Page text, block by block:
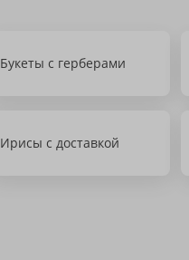
Букеты с герберами
Ирисы с доставкой